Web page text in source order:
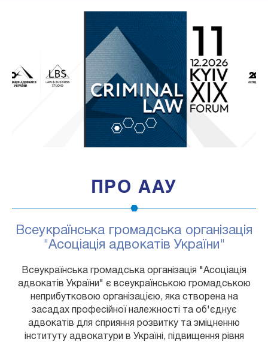
1
4
ПРО ААУ
Всеукраїнська громадська організація
"Асоціація адвокатів України"
Всеукраїнська громадська організація "Асоціація
адвокатів України" є всеукраїнською громадською
неприбутковою організацією, яка створена на
засадах професійної належності та об'єднує
адвокатів для сприяння розвитку та зміцненню
інституту адвокатури в Україні, підвищення рівня